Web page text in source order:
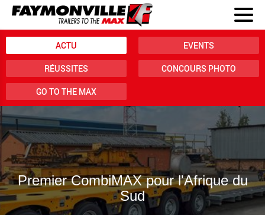
ACTU EVENTS
RÉUSSITES CONCOURS PHOTO
GO TO THE MAX
Premier CombiMAX pour l'Afrique du
Sud